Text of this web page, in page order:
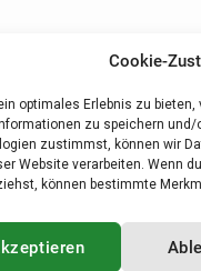
Cookie-
optimales Erlebnis zu
zu speichern
zustimmst, können wir
Website verarbeiten. Wenn
können bestimmte